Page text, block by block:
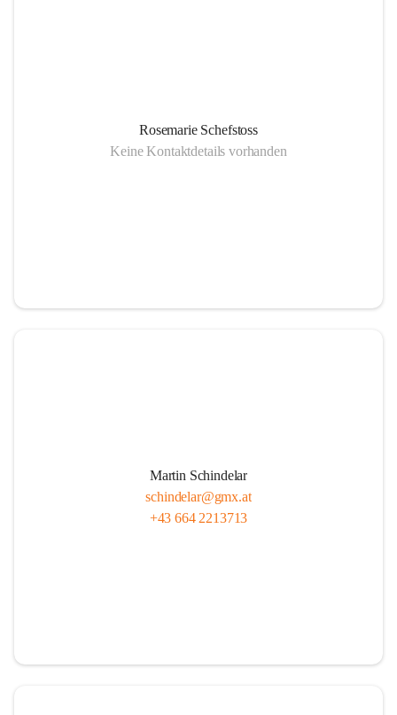
Rosemarie Schefstoss
Keine Kontaktdetails vorhanden
Martin Schindelar
schindelar@gmx.at
+43 664 2213713